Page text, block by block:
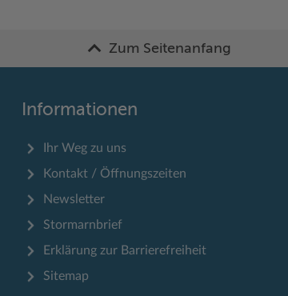
Zum Seitenanfang
Informationen
Ihr Weg zu uns
Kontakt / Öffnungszeiten
Newsletter
Stormarnbrief
Erklärung zur Barrierefreiheit
Sitemap